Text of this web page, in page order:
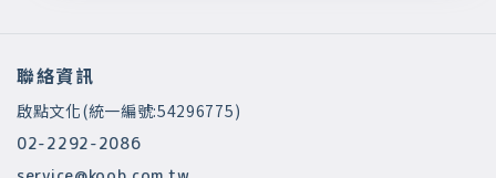
聯絡資訊
啟點文化(統一編號:54296775)
02-2292-2086